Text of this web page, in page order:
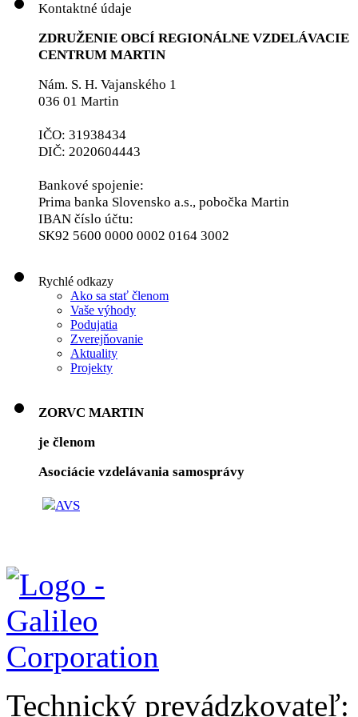
Kontaktné údaje
ZDRUŽENIE OBCÍ REGIONÁLNE VZDELÁVACIE
CENTRUM MARTIN
Nám. S. H. Vajanského 1
036 01 Martin
IČO: 31938434
DIČ: 2020604443
Bankové spojenie:
Prima banka Slovensko a.s., pobočka Martin
IBAN číslo účtu:
SK92 5600 0000 0002 0164 3002
Rychlé odkazy
Ako sa stať členom
Vaše výhody
Podujatia
Zverejňovanie
Aktuality
Projekty
ZORVC MARTIN
je členom
Asociácie vzdelávania samosprávy
Technický prevádzkovateľ: